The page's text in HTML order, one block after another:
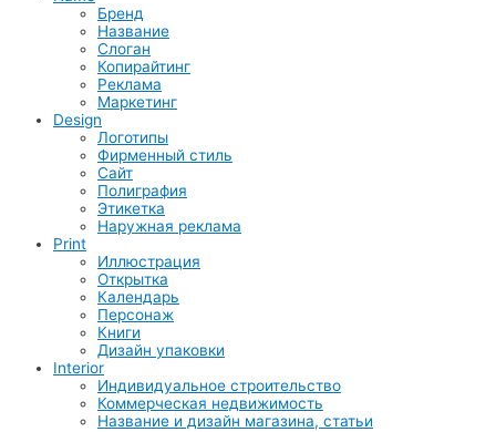
Бренд
Название
Слоган
Копирайтинг
Реклама
Маркетинг
Design
Логотипы
Фирменный стиль
Сайт
Полиграфия
Этикетка
Наружная реклама
Print
Иллюстрация
Открытка
Календарь
Персонаж
Книги
Дизайн упаковки
Interior
Индивидуальное строительство
Коммерческая недвижимость
Название и дизайн магазина, статьи